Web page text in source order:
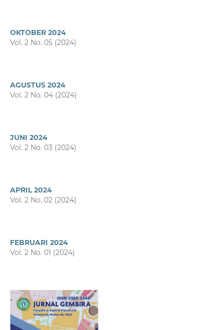
OKTOBER 2024
Vol. 2 No. 05 (2024)
AGUSTUS 2024
Vol. 2 No. 04 (2024)
JUNI 2024
Vol. 2 No. 03 (2024)
APRIL 2024
Vol. 2 No. 02 (2024)
FEBRUARI 2024
Vol. 2 No. 01 (2024)